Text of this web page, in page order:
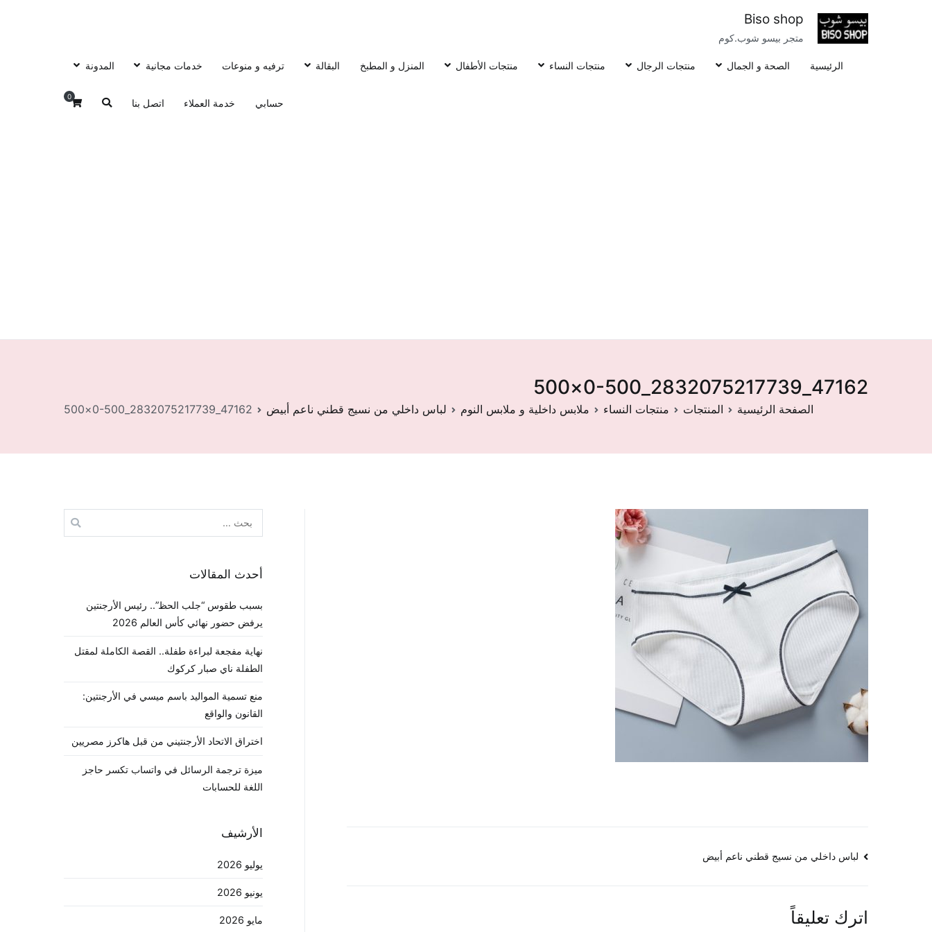
Biso shop
متجر بيسو شوب.كوم
الرئيسية الصحة و الجمال منتجات الرجال منتجات النساء منتجات الأطفال المنزل و المطبخ البقالة ترفيه و منوعات خدمات مجانية المدونة
حسابي خدمة العملاء اتصل بنا
0
47162_2832075217739_0-500×500
الصفحة الرئيسية المنتجات منتجات النساء ملابس داخلية و ملابس النوم لباس داخلي من نسيج قطني ناعم أبيض 47162_2832075217739_0-500×500
تصفّح
لباس داخلي من نسيج قطني ناعم أبيض
اترك تعليقاً
عن:
أحدث المقالات
بسبب طقوس “جلب الحظ”.. رئيس الأرجنتين
يرفض حضور نهائي كأس العالم 2026
نهاية مفجعة لبراءة طفلة.. القصة الكاملة لمقتل
الطفلة ناي صبار كركوك
منع تسمية المواليد باسم ميسي في الأرجنتين:
القانون والواقع
اختراق الاتحاد الأرجنتيني من قبل هاكرز مصريين
ميزة ترجمة الرسائل في واتساب تكسر حاجز
اللغة للحسابات
الأرشيف
يوليو 2026
يونيو 2026
مايو 2026